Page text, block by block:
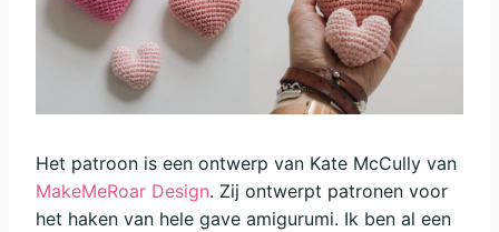
Het patroon is een ontwerp van Kate McCully van
MakeMeRoar Design. Zij ontwerpt patronen voor
het haken van hele gave amigurumi. Ik ben al een